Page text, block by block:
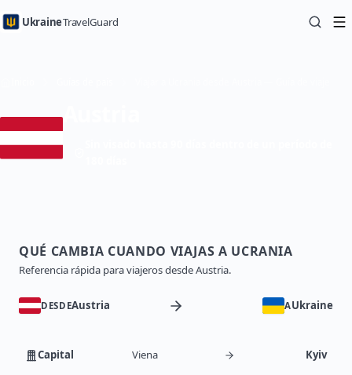
UkraineTravelGuard
QUÉ CAMBIA CUANDO VIAJAS A UCRANIA
Referencia rápida para viajeros desde Austria.
DESDEAustria AUkraine
Capital Viena Kyiv